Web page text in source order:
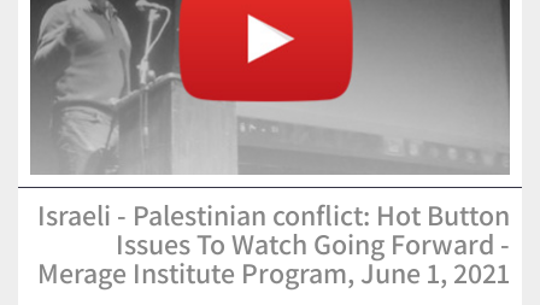
Israeli - Palestinian conflict: Hot Button
Issues To Watch Going Forward -
Merage Institute Program, June 1, 2021